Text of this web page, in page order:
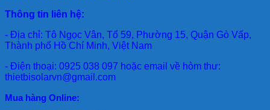
Thông tin liên hệ:
- Địa chỉ: Tô Ngọc Vân, Tổ 59, Phường 15, Quận Gò Vấp,
Thành phố Hồ Chí Minh, Việt Nam
- Điện thoại: 0925 038 097 hoặc email về hòm thư:
thietbisolarvn@gmail.com
Mua hàng Online: